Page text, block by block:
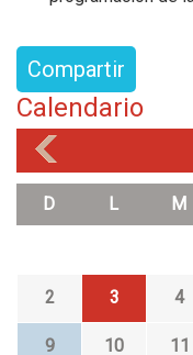
Compartir
Calendario
D L M
2 3 4
9 10 11